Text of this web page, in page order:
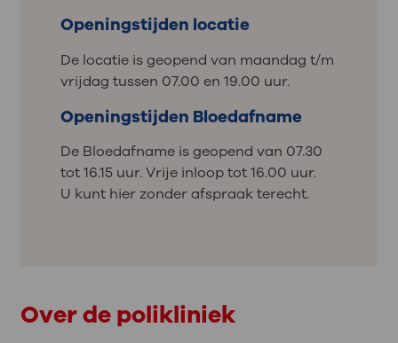
Openingstijden locatie
De locatie is geopend van maandag t/m
vrijdag tussen 07.00 en 19.00 uur.
Openingstijden Bloedafname
De Bloedafname is geopend van 07.30
tot 16.15 uur. Vrije inloop tot 16.00 uur.
U kunt hier zonder afspraak terecht.
Over de polikliniek